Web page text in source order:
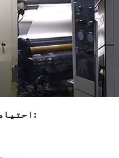
· PE احتیاط بیریکیڈ ٹیپ کی خصوصیات: